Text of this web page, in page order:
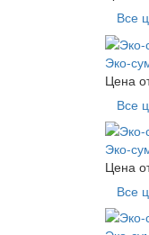
Все
Эко-
Цена
Все
Эко-
Цена
Все